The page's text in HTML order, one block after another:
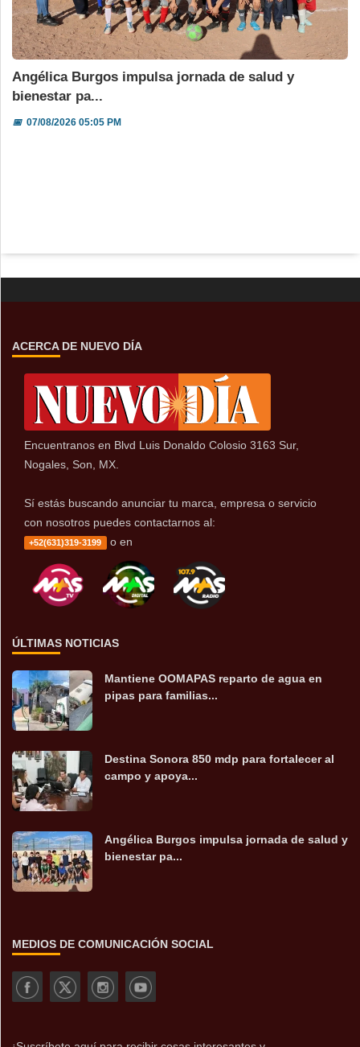
Angélica Burgos impulsa jornada de salud y
bienestar pa...
📅07/08/2026 05:05 PM
ACERCA DE NUEVO DÍA
Encuentranos en Blvd Luis Donaldo Colosio 3163 Sur,
Nogales, Son, MX.
Sí estás buscando anunciar tu marca, empresa o servicio
con nosotros puedes contactarnos al:
+52(631)319-3199 o en
ÚLTIMAS NOTICIAS
Mantiene OOMAPAS reparto de agua en
pipas para familias...
Destina Sonora 850 mdp para fortalecer al
campo y apoya...
Angélica Burgos impulsa jornada de salud y
bienestar pa...
MEDIOS DE COMUNICACIÓN SOCIAL